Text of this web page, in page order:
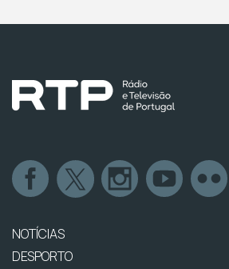
NOTÍCIAS
DESPORTO